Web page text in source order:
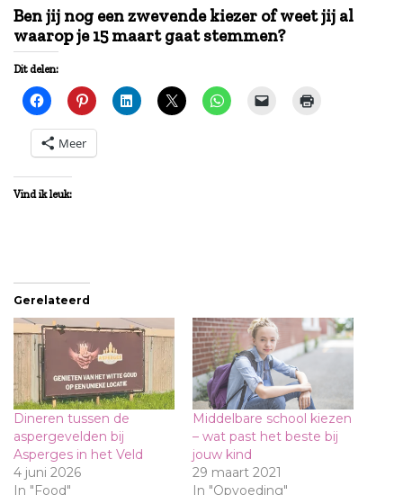
Ben jij nog een zwevende kiezer of weet jij al
waarop je 15 maart gaat stemmen?
Dit delen:
Meer
Vind ik leuk:
Gerelateerd
Dineren tussen de
aspergevelden bij
Asperges in het Veld
4 juni 2026
In "Food"
Middelbare school kiezen
– wat past het beste bij
jouw kind
29 maart 2021
In "Opvoeding"